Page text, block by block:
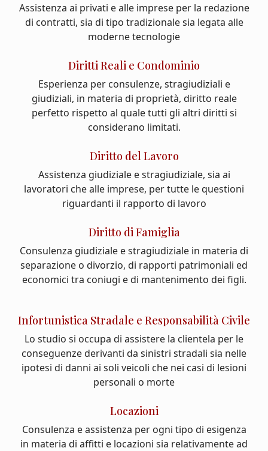
Assistenza ai privati e alle imprese per la redazione
di contratti, sia di tipo tradizionale sia legata alle
moderne tecnologie
Diritti Reali e Condominio
Esperienza per consulenze, stragiudiziali e
giudiziali, in materia di proprietà, diritto reale
perfetto rispetto al quale tutti gli altri diritti si
considerano limitati.
Diritto del Lavoro
Assistenza giudiziale e stragiudiziale, sia ai
lavoratori che alle imprese, per tutte le questioni
riguardanti il rapporto di lavoro
Diritto di Famiglia
Consulenza giudiziale e stragiudiziale in materia di
separazione o divorzio, di rapporti patrimoniali ed
economici tra coniugi e di mantenimento dei figli.
Infortunistica Stradale e Responsabilità Civile
Lo studio si occupa di assistere la clientela per le
conseguenze derivanti da sinistri stradali sia nelle
ipotesi di danni ai soli veicoli che nei casi di lesioni
personali o morte
Locazioni
Consulenza e assistenza per ogni tipo di esigenza
in materia di affitti e locazioni sia relativamente ad